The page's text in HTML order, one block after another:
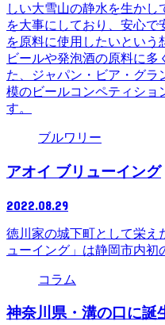
しい大雪山の静水を生かし
を大事にしており、安心で
を原料に使用したいという
ビールや発泡酒の原料に多
た、ジャパン・ビア・グラ
模のビールコンペティショ
す。
ブルワリー
アオイ ブリューイング
2022.08.29
徳川家の城下町として栄え
ューイング」は静岡市内初
コラム
神奈川県・溝の口に誕